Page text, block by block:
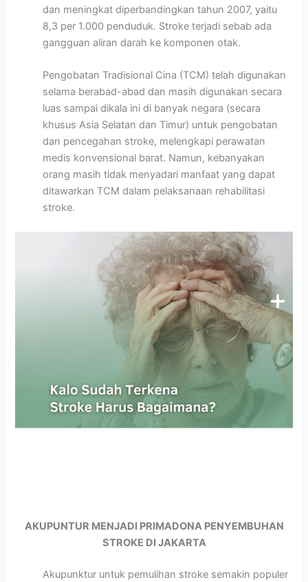
dan meningkat diperbandingkan tahun 2007, yaitu
8,3 per 1.000 penduduk. Stroke terjadi sebab ada
gangguan aliran darah ke komponen otak.
Pengobatan Tradisional Cina (TCM) telah digunakan
selama berabad-abad dan masih digunakan secara
luas sampai dikala ini di banyak negara (secara
khusus Asia Selatan dan Timur) untuk pengobatan
dan pencegahan stroke, melengkapi perawatan
medis konvensional barat. Namun, kebanyakan
orang masih tidak menyadari manfaat yang dapat
ditawarkan TCM dalam pelaksanaan rehabilitasi
stroke.
AKUPUNTUR MENJADI PRIMADONA PENYEMBUHAN
STROKE DI JAKARTA
Akupunktur untuk pemulihan stroke semakin populer